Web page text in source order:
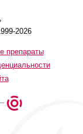
2026
препараты